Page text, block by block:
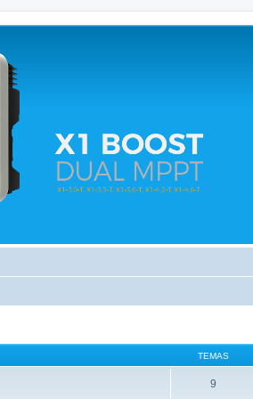
TEMAS
9